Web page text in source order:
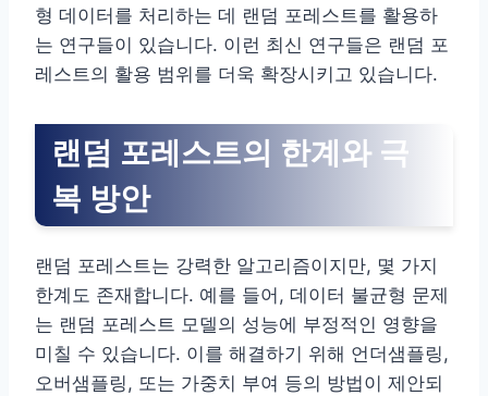
형 데이터를 처리하는 데 랜덤 포레스트를 활용하
는 연구들이 있습니다. 이런 최신 연구들은 랜덤 포
레스트의 활용 범위를 더욱 확장시키고 있습니다.
랜덤 포레스트의 한계와 극
복 방안
랜덤 포레스트는 강력한 알고리즘이지만, 몇 가지
한계도 존재합니다. 예를 들어, 데이터 불균형 문제
는 랜덤 포레스트 모델의 성능에 부정적인 영향을
미칠 수 있습니다. 이를 해결하기 위해 언더샘플링,
오버샘플링, 또는 가중치 부여 등의 방법이 제안되